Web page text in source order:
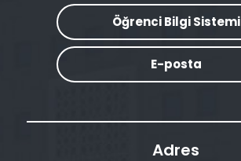
Öğrenci Bilgi Sistemi
E-posta
Adres